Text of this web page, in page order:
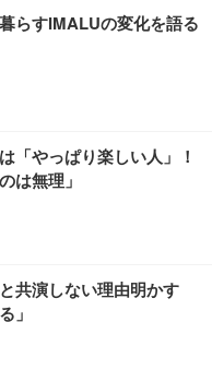
スクチェア 疲れない テレ
レスト 30度ロッキング機
ト 90度跳ね上げ式アーム
ェア (ブラック)
スクチェア 疲れない テレ
レスト 30度ロッキング機
ト 90度跳ね上げ式アーム
ェア (ホワイト)
デスクチェア 肘なし メ
ポート付き 腰サポート ガ
キャスター付き コンパク
モニター DualSense 充電
27インチ 液晶モニタ
VA 非光沢 HDMI/DisplayP
さ調整 スイベル VESA対
FHD】GRAPHT THE S
24” Essential ゲーミン
1ms FHD 量子ドット 残
ムツ L 中型犬用 26枚入
ーシック) 【Amazon.co.jp
スオーヤマ ペットシーツ
枚入 (x 1) (ケース販売)
シーツ 超厚型 お徳用 レギ
限定】
らすIMALUの変化を語る
「やっぱり楽しい人」！
は無理」
共演しない理由明かす
」